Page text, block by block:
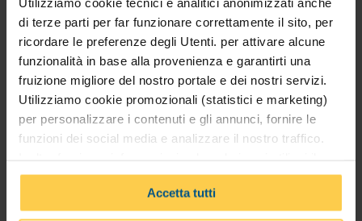
di terze parti per far funzionare correttamente il sito, per
ricordare le preferenze degli Utenti. per attivare alcune
funzionalità in base alla provenienza e garantirti una
fruizione migliore del nostro portale e dei nostri servizi.
Utilizziamo cookie promozionali (statistici e marketing)
per personalizzare i contenuti e gli annunci, fornire le
funzioni dei social media e analizzare il nostro traffico.
nostro sito ai nostri partner che si occupano di analisi dei
dati web, pubblicità e social media, i quali potrebbero
combinarle con altre informazioni che hai fornito loro o
Accetta tutti
architetti, geometri, periti e geologi)
Funzionari della pubblica
amministrazione
Imprese operanti nel settore delle
costruzioni
Lezione 1 – Introduzione al corso